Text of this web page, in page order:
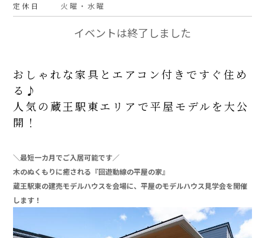
定休日 火曜・水曜
イベントは終了しました
おしゃれな家具とエアコン付きですぐ住め
る♪
人気の蔵王駅東エリアで平屋モデルを大公
開！
＼最短一カ月でご入居可能です／
木のぬくもりに癒される『回遊動線の平屋の家』
蔵王駅東の建売モデルハウスを会場に、平屋のモデルハウス見学会を開催
します！